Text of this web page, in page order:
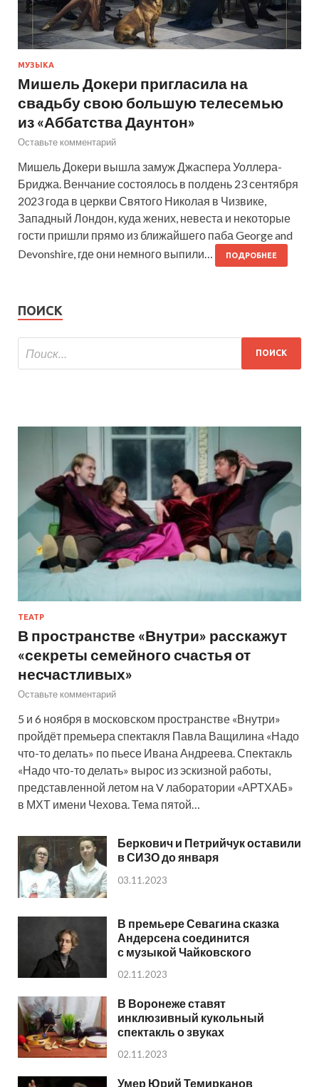
МУЗЫКА
Мишель Докери пригласила на
свадьбу свою большую телесемью
из «Аббатства Даунтон»
Оставьте комментарий
Мишель Докери вышла замуж Джаспера Уоллера-
Бриджа. Венчание состоялось в полдень 23 сентября
2023 года в церкви Святого Николая в Чизвике,
Западный Лондон, куда жених, невеста и некоторые
гости пришли прямо из ближайшего паба George and
Devonshire, где они немного выпили…
ПОДРОБНЕЕ
ПОИСК
ТЕАТР
В пространстве «Внутри» расскажут
«секреты семейного счастья от
несчастливых»
Оставьте комментарий
5 и 6 ноября в московском пространстве «Внутри»
пройдёт премьера спектакля Павла Ващилина «Надо
что-то делать» по пьесе Ивана Андреева. Спектакль
«Надо что-то делать» вырос из эскизной работы,
представленной летом на V лаборатории «АРТХАБ»
в МХТ имени Чехова. Тема пятой…
Беркович и Петрийчук оставили
в СИЗО до января
03.11.2023
В премьере Севагина сказка
Андерсена соединится
с музыкой Чайковского
02.11.2023
В Воронеже ставят
инклюзивный кукольный
спектакль о звуках
02.11.2023
Умер Юрий Темирканов